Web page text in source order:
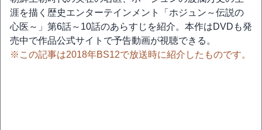
涯を描く歴史エンターテインメント「ホジュン～伝説の
心医～」第6話～10話のあらすじを紹介。本作はDVDも発
売中で作品公式サイトで予告動画が視聴できる。
※この記事は2018年BS12で放送時に紹介したものです。